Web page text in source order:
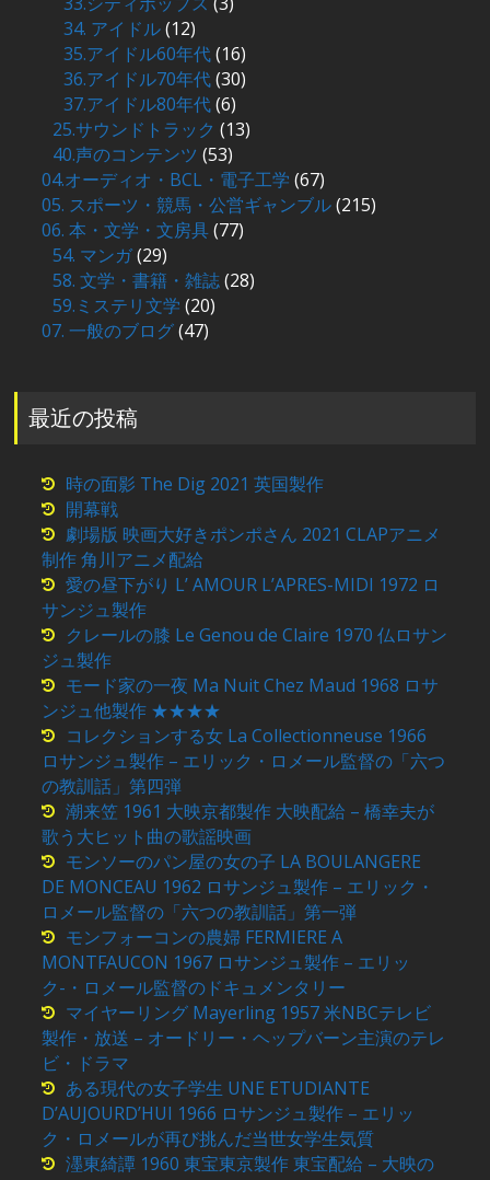
34. アイドル(12)
35.アイドル60年代(16)
36.アイドル70年代(30)
37.アイドル80年代(6)
25.サウンドトラック (13)
40.声のコンテンツ (53)
04.オーディオ・BCL・電子工学 (67)
05. スポーツ・競馬・公営ギャンブル(215)
06. 本・文学・文房具(77)
54. マンガ(29)
58. 文学・書籍・雑誌(28)
59.ミステリ文学 (20)
07. 一般のブログ(47)
最近の投稿
時の面影 The Dig 2021 英国製作
開幕戦
劇場版 映画大好きポンポさん 2021 CLAPアニメ
制作 角川アニメ配給
愛の昼下がり L’ AMOUR L’APRES-MIDI 1972 ロ
サンジュ製作
クレールの膝 Le Genou de Claire 1970 仏ロサン
ジュ製作
モード家の一夜 Ma Nuit Chez Maud 1968 ロサ
ンジュ他製作 ★★★★
コレクションする女 La Collectionneuse 1966
ロサンジュ製作 – エリック・ロメール監督の「六つ
の教訓話」第四弾
潮来笠 1961 大映京都製作 大映配給 – 橋幸夫が
歌う大ヒット曲の歌謡映画
モンソーのパン屋の女の子 LA BOULANGERE
DE MONCEAU 1962 ロサンジュ製作 – エリック・
ロメール監督の「六つの教訓話」第一弾
モンフォーコンの農婦 FERMIERE A
MONTFAUCON 1967 ロサンジュ製作 – エリッ
ク-・ロメール監督のドキュメンタリー
マイヤーリング Mayerling 1957 米NBCテレビ
製作・放送 – オードリー・ヘップバーン主演のテレ
ビ・ドラマ
ある現代の女子学生 UNE ETUDIANTE
D’AUJOURD’HUI 1966 ロサンジュ製作 – エリッ
ク・ロメールが再び挑んだ当世女学生気質
濹東綺譚 1960 東宝東京製作 東宝配給 – 大映の